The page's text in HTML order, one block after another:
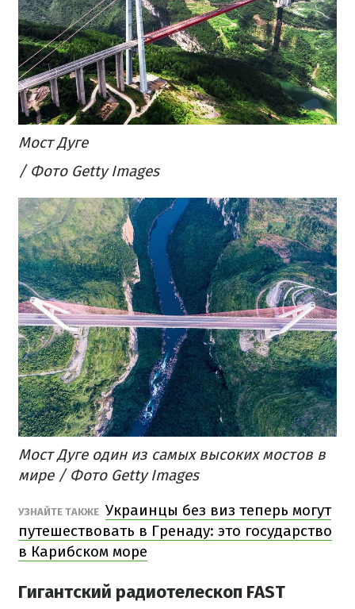
Мост Дуге
/ Фото Getty Images
Мост Дуге один из самых высоких мостов в
мире / Фото Getty Images
УЗНАЙТЕ ТАКЖЕ Украинцы без виз теперь могут
путешествовать в Гренаду: это государство
в Карибском море
Гигантский радиотелескоп FAST